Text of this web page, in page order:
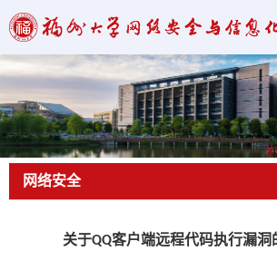
当前位置： 首页
网络安全
关于QQ客户端远程代码执行漏洞